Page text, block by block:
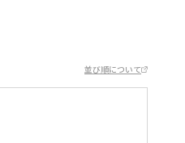
並び順について